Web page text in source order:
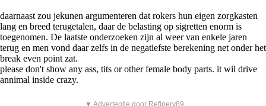
daarnaast zou jekunen argumenteren dat rokers hun eigen zorgkasten
lang en breed terugetalen, daar de belasting op sigretten enorm is
toegenomen. De laatste onderzoeken zijn al weer van enkele jaren
terug en men vond daar zelfs in de negatiefste berekening net onder het
break even point zat.
please don't show any ass, tits or other female body parts. it wil drive
annimal inside crazy.
▼ Advertentie door Refinery89